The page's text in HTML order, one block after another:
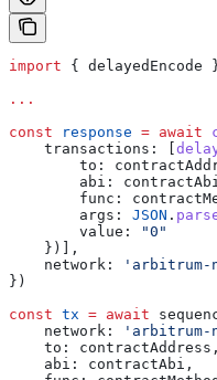
import { delayedEncode
...
const response = await
    transactions:
        to:
        abi:
        func:
        args:
JSON .
        value:
"0"
    })],
    network:
'arbitrum-
})
const tx = await
    network:
'arbitrum-
    to:
contractAddress ,
    abi:
contractAbi ,